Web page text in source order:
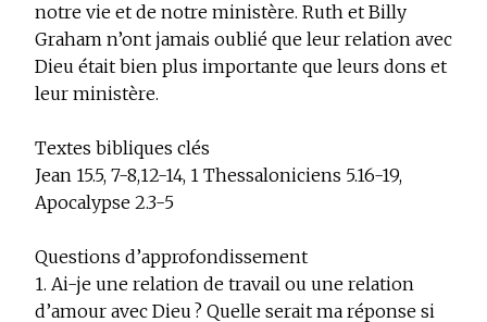
notre vie et de notre ministère. Ruth et Billy
Graham n’ont jamais oublié que leur relation avec
Dieu était bien plus importante que leurs dons et
leur ministère.
Textes bibliques clés
Jean 15.5, 7-8,12-14, 1 Thessaloniciens 5.16-19,
Apocalypse 2.3-5
Questions d’approfondissement
1. Ai-je une relation de travail ou une relation
d’amour avec Dieu ? Quelle serait ma réponse si